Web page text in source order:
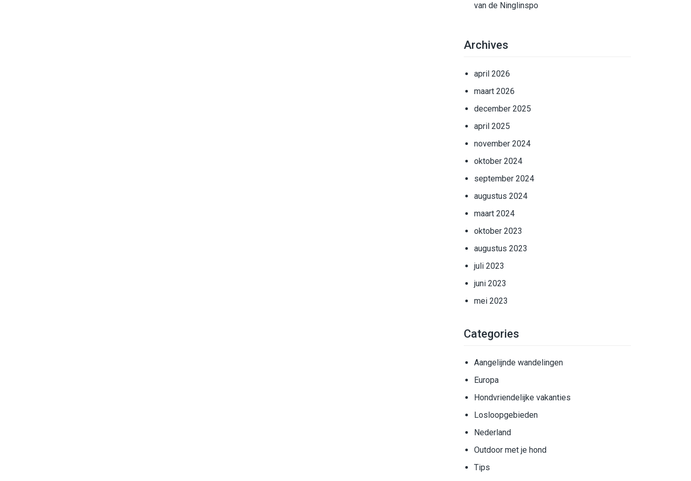
van de Ninglinspo
Archives
april 2026
maart 2026
december 2025
april 2025
november 2024
oktober 2024
september 2024
augustus 2024
maart 2024
oktober 2023
augustus 2023
juli 2023
juni 2023
mei 2023
Categories
Aangelijnde wandelingen
Europa
Hondvriendelijke vakanties
Losloopgebieden
Nederland
Outdoor met je hond
Tips